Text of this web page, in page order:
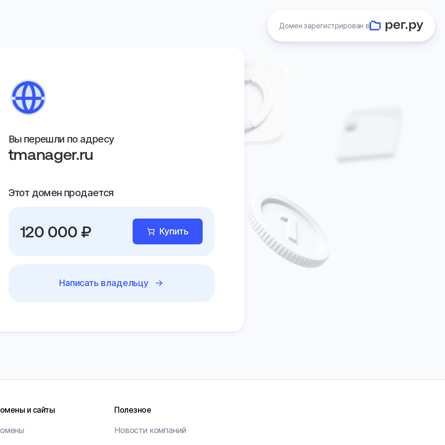
Домен зарегистрирован в
Вы перешли по адресу
tmanager.ru
Этот домен продается
120 000 ₽ Купить
Написать владельцу
и сайты Полезное
Новости компаний